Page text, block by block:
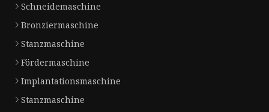
Schneidemaschine
Bronziermaschine
Stanzmaschine
Fördermaschine
Implantationsmaschine
Stanzmaschine